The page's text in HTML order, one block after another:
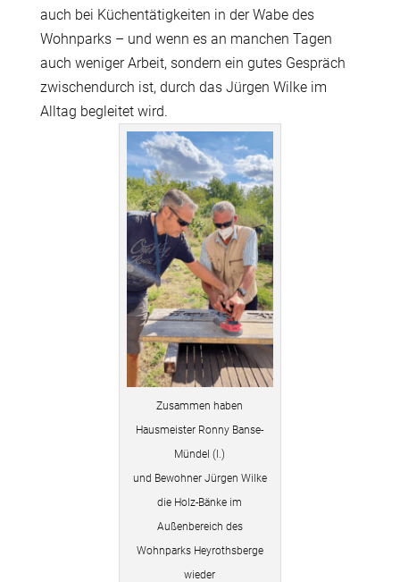
auch bei Küchentätigkeiten in der Wabe des
Wohnparks – und wenn es an manchen Tagen
auch weniger Arbeit, sondern ein gutes Gespräch
zwischendurch ist, durch das Jürgen Wilke im
Alltag begleitet wird.
Zusammen haben
Hausmeister Ronny Banse-
Mündel (l.)
und Bewohner Jürgen Wilke
die Holz-Bänke im
Außenbereich des
Wohnparks Heyrothsberge
wieder